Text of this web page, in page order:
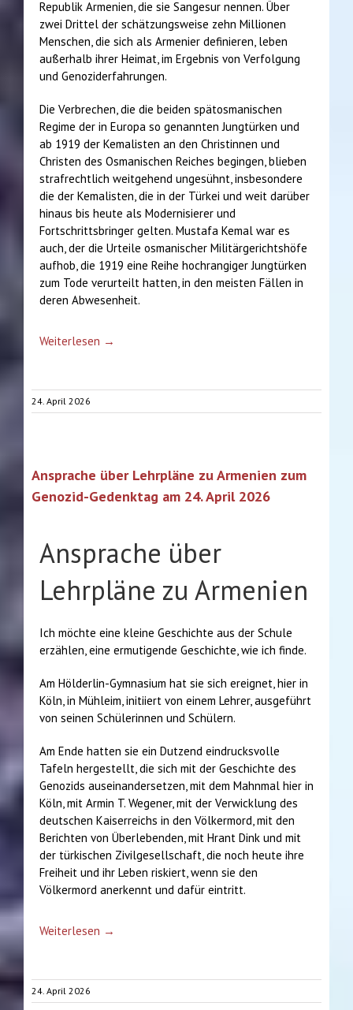
Republik Armenien, die sie Sangesur nennen. Über
zwei Drittel der schätzungsweise zehn Millionen
Menschen, die sich als Armenier definieren, leben
außerhalb ihrer Heimat, im Ergebnis von Verfolgung
und Genoziderfahrungen.
Die Verbrechen, die die beiden spätosmanischen
Regime der in Europa so genannten Jungtürken und
ab 1919 der Kemalisten an den Christinnen und
Christen des Osmanischen Reiches begingen, blieben
strafrechtlich weitgehend ungesühnt, insbesondere
die der Kemalisten, die in der Türkei und weit darüber
hinaus bis heute als Modernisierer und
Fortschrittsbringer gelten. Mustafa Kemal war es
auch, der die Urteile osmanischer Militärgerichtshöfe
aufhob, die 1919 eine Reihe hochrangiger Jungtürken
zum Tode verurteilt hatten, in den meisten Fällen in
deren Abwesenheit.
Weiterlesen →
24. April 2026
Ansprache über Lehrpläne zu Armenien zum
Genozid-Gedenktag am 24. April 2026
Ansprache über
Lehrpläne zu Armenien
Ich möchte eine kleine Geschichte aus der Schule
erzählen, eine ermutigende Geschichte, wie ich finde.
Am Hölderlin-Gymnasium hat sie sich ereignet, hier in
Köln, in Mühleim, initiiert von einem Lehrer, ausgeführt
von seinen Schülerinnen und Schülern.
Am Ende hatten sie ein Dutzend eindrucksvolle
Tafeln hergestellt, die sich mit der Geschichte des
Genozids auseinandersetzen, mit dem Mahnmal hier in
Köln, mit Armin T. Wegener, mit der Verwicklung des
deutschen Kaiserreichs in den Völkermord, mit den
Berichten von Überlebenden, mit Hrant Dink und mit
der türkischen Zivilgesellschaft, die noch heute ihre
Freiheit und ihr Leben riskiert, wenn sie den
Völkermord anerkennt und dafür eintritt.
Weiterlesen →
24. April 2026